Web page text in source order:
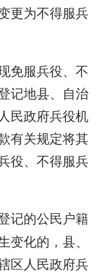
更为不得服兵
免服兵役、不
记地县、自治
民政府兵役机
有关规定将其
役、不得服兵
记的公民户籍
变化的，县、
区人民政府兵